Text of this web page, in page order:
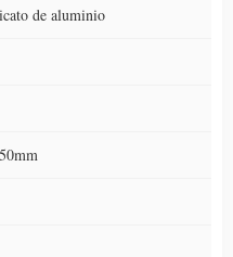
de aluminio